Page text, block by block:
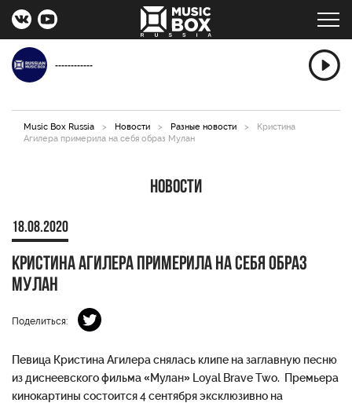
------------
Music Box Russia > Новости > Разные новости >
Кристина
Агилера примерила на себя образ Мулан
Новости
18.08.2020
Кристина Агилера примерила на себя образ
Мулан
Поделиться:
Певица КристинаАгилераснялась клипе на заглавную песню
из диснеевского фильма «Мулан» Loyal BraveTwo. Премьера
кинокартины состоится 4 сентября эксклюзивно на